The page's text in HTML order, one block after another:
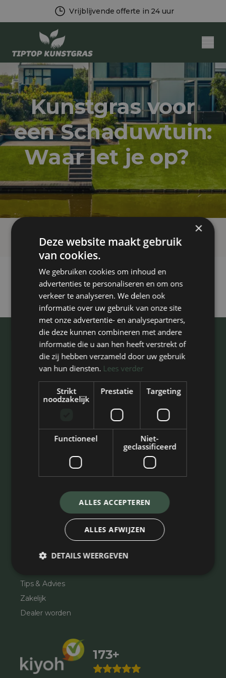
Vrijblijvende offerte in 24 uur
Kunstgras voor
een Schaduwtuin:
Waar let je op?
Schaduwtuin: Waar let je op?
Tip Top Kunstgras
De Steegen 8D
KvK: 93367384
info@tiptopkunstgras.nl
Kunstgras voor Tuin
Kunstgras Terras
Speelkunstgras
Heel ons assortiment
Klantenservice
Showtuin
Tips & Advies
Zakelijk
Dealer worden
173+
×
Deze website maakt gebruik
van cookies.
We gebruiken cookies om inhoud en
advertenties te personaliseren en om ons
verkeer te analyseren. We delen ook
informatie over uw gebruik van onze site
met onze advertentie- en analysepartners,
die deze kunnen combineren met andere
informatie die u aan hen heeft verstrekt of
die zij hebben verzameld door uw gebruik
van hun diensten. Lees verder
Strikt
noodzakelijk
Prestatie Targeting
Functioneel
Niet-
geclassificeerd
ALLES ACCEPTEREN
ALLES AFWIJZEN
DETAILS WEERGEVEN